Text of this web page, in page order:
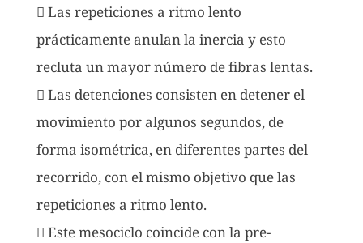
 Las repeticiones a ritmo lento
prácticamente anulan la inercia y esto
recluta un mayor número de fibras lentas.
 Las detenciones consisten en detener el
movimiento por algunos segundos, de
forma isométrica, en diferentes partes del
recorrido, con el mismo objetivo que las
repeticiones a ritmo lento.
 Este mesociclo coincide con la pre-